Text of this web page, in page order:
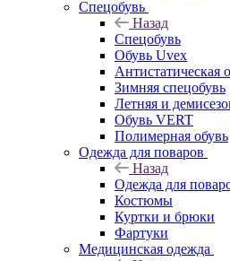
Спецобувь
Назад
Спецобувь
Обувь Uvex
Антистатическая
Зимняя спецобувь
Летняя и
Обувь VERT
Полимерная обувь
Одежда для поваров
Назад
Одежда для
Костюмы
Куртки и брюки
Фартуки
Медицинская одежда